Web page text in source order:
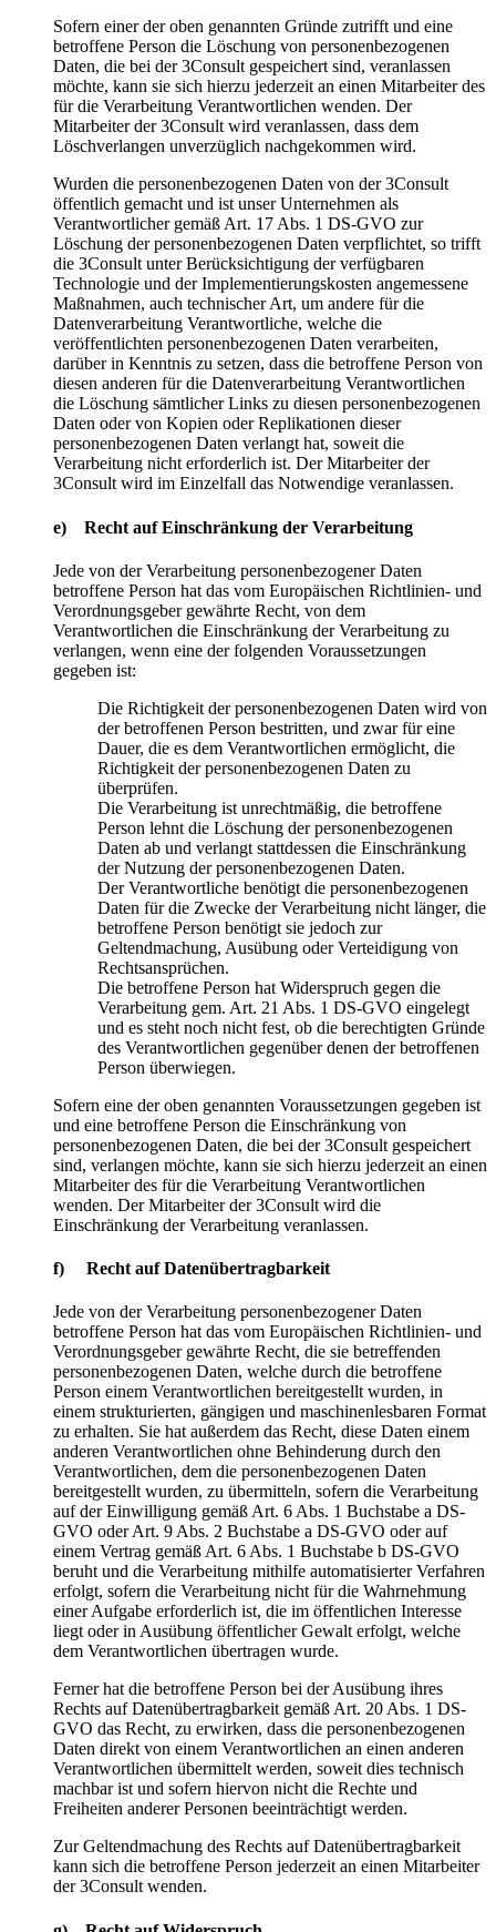
Sofern einer der oben genannten Gründe zutrifft und eine
betroffene Person die Löschung von personenbezogenen
Daten, die bei der 3Consult gespeichert sind, veranlassen
möchte, kann sie sich hierzu jederzeit an einen Mitarbeiter des
für die Verarbeitung Verantwortlichen wenden. Der
Mitarbeiter der 3Consult wird veranlassen, dass dem
Löschverlangen unverzüglich nachgekommen wird.
Wurden die personenbezogenen Daten von der 3Consult
öffentlich gemacht und ist unser Unternehmen als
Verantwortlicher gemäß Art. 17 Abs. 1 DS-GVO zur
Löschung der personenbezogenen Daten verpflichtet, so trifft
die 3Consult unter Berücksichtigung der verfügbaren
Technologie und der Implementierungskosten angemessene
Maßnahmen, auch technischer Art, um andere für die
Datenverarbeitung Verantwortliche, welche die
veröffentlichten personenbezogenen Daten verarbeiten,
darüber in Kenntnis zu setzen, dass die betroffene Person von
diesen anderen für die Datenverarbeitung Verantwortlichen
die Löschung sämtlicher Links zu diesen personenbezogenen
Daten oder von Kopien oder Replikationen dieser
personenbezogenen Daten verlangt hat, soweit die
Verarbeitung nicht erforderlich ist. Der Mitarbeiter der
3Consult wird im Einzelfall das Notwendige veranlassen.
e) Recht auf Einschränkung der Verarbeitung
Jede von der Verarbeitung personenbezogener Daten
betroffene Person hat das vom Europäischen Richtlinien- und
Verordnungsgeber gewährte Recht, von dem
Verantwortlichen die Einschränkung der Verarbeitung zu
verlangen, wenn eine der folgenden Voraussetzungen
gegeben ist:
Die Richtigkeit der personenbezogenen Daten wird von
der betroffenen Person bestritten, und zwar für eine
Dauer, die es dem Verantwortlichen ermöglicht, die
Richtigkeit der personenbezogenen Daten zu
überprüfen.
Die Verarbeitung ist unrechtmäßig, die betroffene
Person lehnt die Löschung der personenbezogenen
Daten ab und verlangt stattdessen die Einschränkung
der Nutzung der personenbezogenen Daten.
Der Verantwortliche benötigt die personenbezogenen
Daten für die Zwecke der Verarbeitung nicht länger, die
betroffene Person benötigt sie jedoch zur
Geltendmachung, Ausübung oder Verteidigung von
Rechtsansprüchen.
Die betroffene Person hat Widerspruch gegen die
Verarbeitung gem. Art. 21 Abs. 1 DS-GVO eingelegt
und es steht noch nicht fest, ob die berechtigten Gründe
des Verantwortlichen gegenüber denen der betroffenen
Person überwiegen.
Sofern eine der oben genannten Voraussetzungen gegeben ist
und eine betroffene Person die Einschränkung von
personenbezogenen Daten, die bei der 3Consult gespeichert
sind, verlangen möchte, kann sie sich hierzu jederzeit an einen
Mitarbeiter des für die Verarbeitung Verantwortlichen
wenden. Der Mitarbeiter der 3Consult wird die
Einschränkung der Verarbeitung veranlassen.
f) Recht auf Datenübertragbarkeit
Jede von der Verarbeitung personenbezogener Daten
betroffene Person hat das vom Europäischen Richtlinien- und
Verordnungsgeber gewährte Recht, die sie betreffenden
personenbezogenen Daten, welche durch die betroffene
Person einem Verantwortlichen bereitgestellt wurden, in
einem strukturierten, gängigen und maschinenlesbaren Format
zu erhalten. Sie hat außerdem das Recht, diese Daten einem
anderen Verantwortlichen ohne Behinderung durch den
Verantwortlichen, dem die personenbezogenen Daten
bereitgestellt wurden, zu übermitteln, sofern die Verarbeitung
auf der Einwilligung gemäß Art. 6 Abs. 1 Buchstabe a DS-
GVO oder Art. 9 Abs. 2 Buchstabe a DS-GVO oder auf
einem Vertrag gemäß Art. 6 Abs. 1 Buchstabe b DS-GVO
beruht und die Verarbeitung mithilfe automatisierter Verfahren
erfolgt, sofern die Verarbeitung nicht für die Wahrnehmung
einer Aufgabe erforderlich ist, die im öffentlichen Interesse
liegt oder in Ausübung öffentlicher Gewalt erfolgt, welche
dem Verantwortlichen übertragen wurde.
Ferner hat die betroffene Person bei der Ausübung ihres
Rechts auf Datenübertragbarkeit gemäß Art. 20 Abs. 1 DS-
GVO das Recht, zu erwirken, dass die personenbezogenen
Daten direkt von einem Verantwortlichen an einen anderen
Verantwortlichen übermittelt werden, soweit dies technisch
machbar ist und sofern hiervon nicht die Rechte und
Freiheiten anderer Personen beeinträchtigt werden.
Zur Geltendmachung des Rechts auf Datenübertragbarkeit
kann sich die betroffene Person jederzeit an einen Mitarbeiter
der 3Consult wenden.